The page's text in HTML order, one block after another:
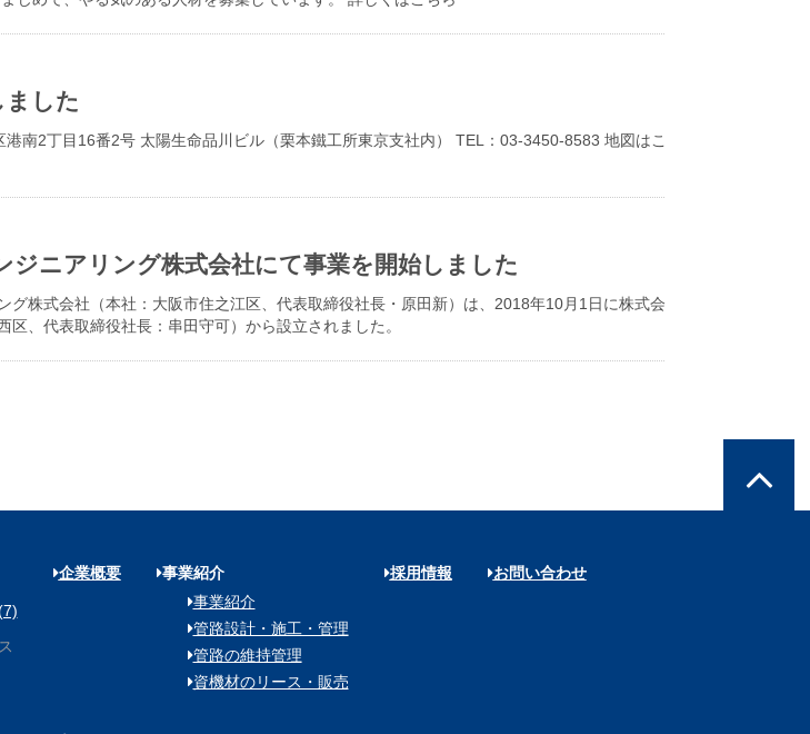
ました
南2丁目16番2号 太陽生命品川ビル（栗本鐵工所東京支社内） TEL：03-3450-8583 地図はこ
ジニアリング株式会社にて事業を開始しました
グ株式会社（本社：大阪市住之江区、代表取締役社長・原田新）は、2018年10月1日に株式会
区、代表取締役社長：串田守可）から設立されました。
企業概要
事業紹介
事業紹介
管路設計・施工・管理
管路の維持管理
資機材のリース・販売
採用情報 お問い合わせ